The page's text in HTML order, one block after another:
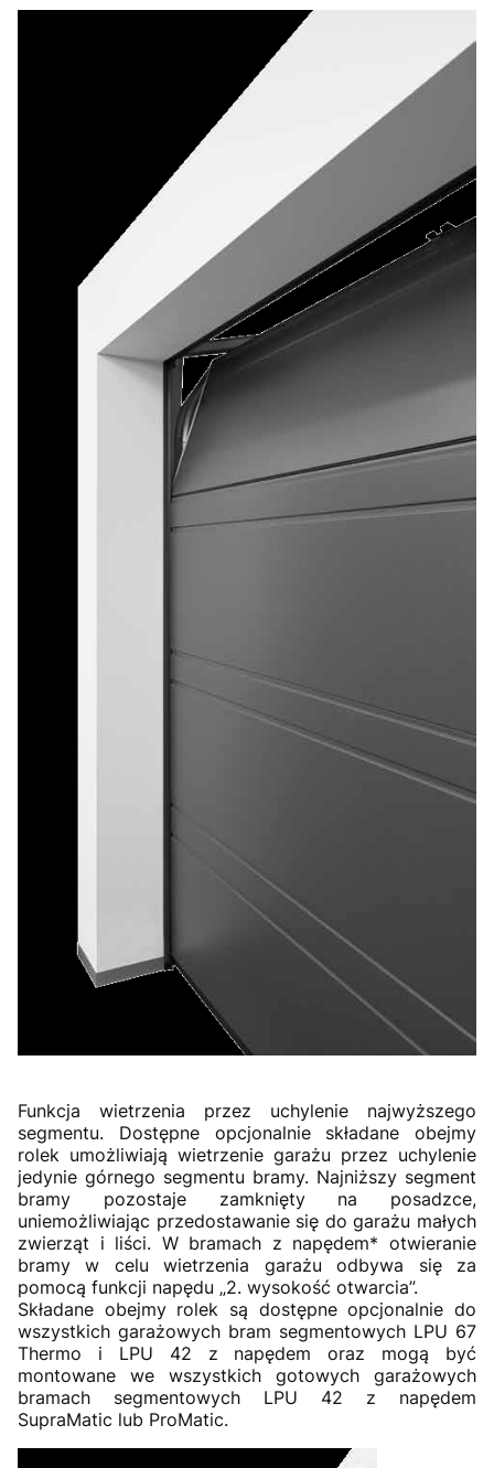
Funkcja wietrzenia przez uchylenie najwyższego
segmentu. Dostępne opcjonalnie składane obejmy
rolek umożliwiają wietrzenie garażu przez uchylenie
jedynie górnego segmentu bramy. Najniższy segment
bramy pozostaje zamknięty na posadzce,
uniemożliwiając przedostawanie się do garażu małych
zwierząt i liści. W bramach z napędem* otwieranie
bramy w celu wietrzenia garażu odbywa się za
pomocą funkcji napędu „2. wysokość otwarcia”.
Składane obejmy rolek są dostępne opcjonalnie do
wszystkich garażowych bram segmentowych LPU 67
Thermo i LPU 42 z napędem oraz mogą być
montowane we wszystkich gotowych garażowych
bramach segmentowych LPU 42 z napędem
SupraMatic lub ProMatic.